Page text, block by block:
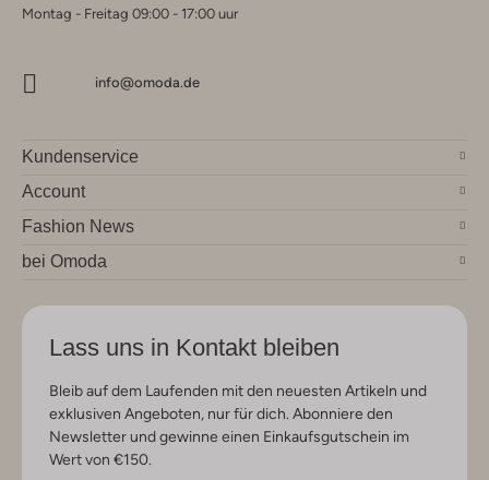
Montag - Freitag 09:00 - 17:00 uur
info@omoda.de
Kundenservice
Account
Fashion News
bei Omoda
Lass uns in Kontakt bleiben
Bleib auf dem Laufenden mit den neuesten Artikeln und
exklusiven Angeboten, nur für dich. Abonniere den
Newsletter und gewinne einen Einkaufsgutschein im
Wert von €150.